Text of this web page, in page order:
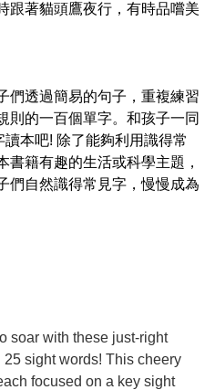
跟著貓頭鷹夜行，有時品嚐美
們透過簡易的句子，重複練習
則的一百個單字。和孩子一同
本吧! 除了能夠利用識得常
書籍有趣的生活或科學主題，
們自然識得常見字，慢慢成為
soar with these just-right
sight words! This cheery
focused on a key sight